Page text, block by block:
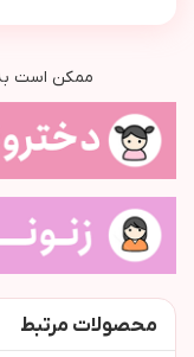
ممکن است به
محصولات مرتبط